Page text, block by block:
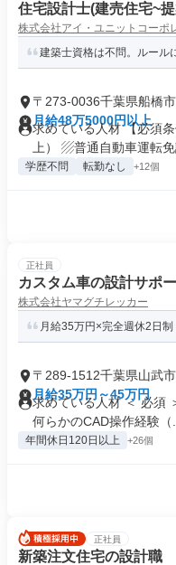
住宅設計士(建売住宅~
株式会社アイ・ユニットコーポ
建築士資格は不問。ルール
〒273-0036千葉県船橋
月給48万5000円以上
求めている人材 【必須
上） ▨普通自動車運転免
学歴不問 転勤なし +12個
正社員
カスタム車の設計サポ
株式会社ヤマグチレッカー
月給35万円×完全週休2日
〒289-1512千葉県山武
月給35万円～45万円
求めている人材 ＜ 必須
何らかのCAD操作経験（...
年間休日120日以上 +26個
正社員
新築注文住宅の設計職